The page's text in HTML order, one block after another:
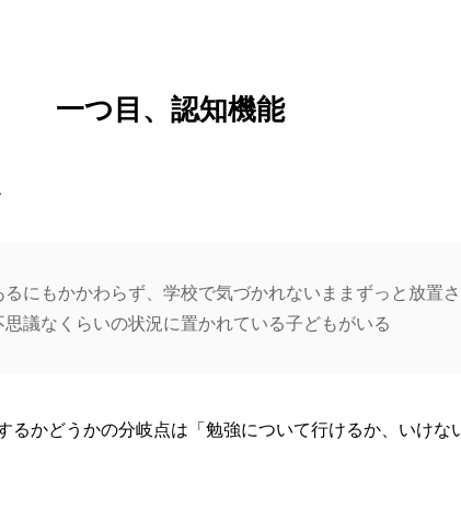
一つ目、認知機能
にもかかわらず、学校で気づかれないままずっと放置
議なくらいの状況に置かれている子どもがいる
るかどうかの分岐点は「勉強について行けるか、いけな